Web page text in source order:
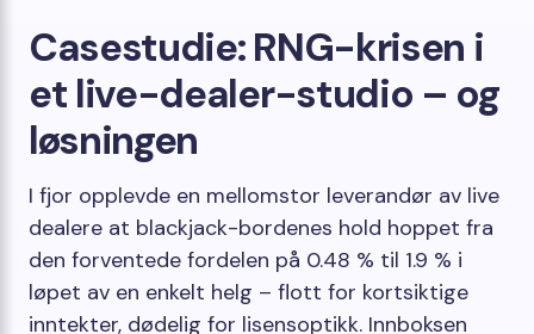
Casestudie: RNG-krisen i
et live-dealer-studio – og
løsningen
I fjor opplevde en mellomstor leverandør av live
dealere at blackjack-bordenes hold hoppet fra
den forventede fordelen på 0.48 % til 1.9 % i
løpet av en enkelt helg – flott for kortsiktige
inntekter, dødelig for lisensoptikk. Innboksen